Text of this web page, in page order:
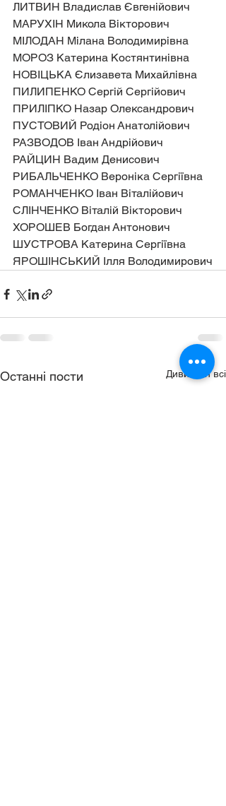
ЛИТВИН Владислав Євгенійович
МАРУХІН Микола Вікторович
МІЛОДАН Мілана Володимирівна
МОРОЗ Катерина Костянтинівна
НОВІЦЬКА Єлизавета Михайлівна
ПИЛИПЕНКО Сергій Сергійович
ПРИЛІПКО Назар Олександрович
ПУСТОВИЙ Родіон Анатолійович
РАЗВОДОВ Іван Андрійович
РАЙЦИН Вадим Денисович
РИБАЛЬЧЕНКО Вероніка Сергіївна
РОМАНЧЕНКО Іван Віталійович
СЛІНЧЕНКО Віталій Вікторович
ХОРОШЕВ Богдан Антонович
ШУСТРОВА Катерина Сергіївна
ЯРОШІНСЬКИЙ Ілля Володимирович
Останні пости Дивитися всі